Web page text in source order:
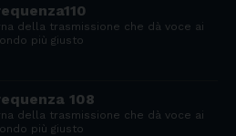
della trasmissione che dà voce ai
più giusto
108
della trasmissione che dà voce ai
più giusto